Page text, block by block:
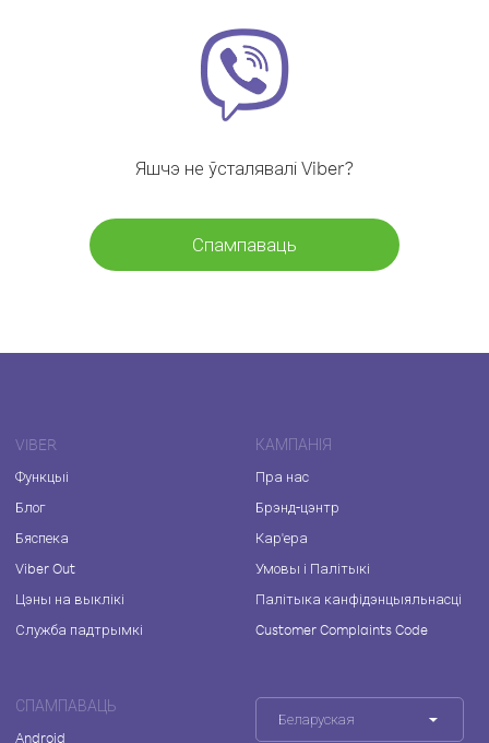
Яшчэ не ўсталявалі Viber?
Спампаваць
VIBER
Функцыі
Блог
Бяспека
Viber Out
Цэны на выклікі
Служба падтрымкі
КАМПАНІЯ
Пра нас
Брэнд-цэнтр
Кар'ера
Умовы і Палітыкі
Палітыка канфідэнцыяльнасці
Customer Complaints Code
СПАМПАВАЦЬ
Android
Беларуская